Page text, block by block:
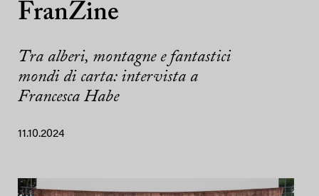
FranZine
Tra alberi, montagne e fantastici
mondi di carta: intervista a
Francesca Habe
11.10.2024